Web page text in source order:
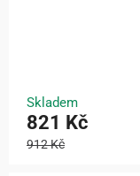
Skladem
821 Kč
912 Kč